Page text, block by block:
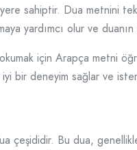
sahiptir. Dua metnini
yardımcı olur ve
için Arapça metni
bir deneyim sağlar ve
çeşididir. Bu dua,